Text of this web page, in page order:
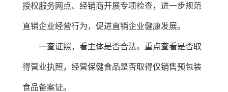
授权服务网点、经销商开展专项检查，进一步规范
直销企业经营行为，促进直销企业健康发展。
一查证照，看主体是否合法。重点查看是否取
得营业执照，经营保健食品是否取得仅销售预包装
食品备案证。